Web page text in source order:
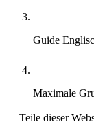
Guide
Maximale
Teile dieser